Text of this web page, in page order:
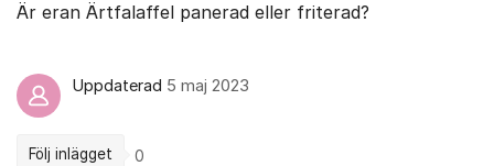
Är eran Ärtfalaffel panerad eller friterad?
Uppdaterad 5 maj 2023
Följ inlägget 0